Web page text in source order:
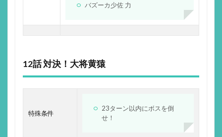
バズーカ少佐 力
12話 対決！大将黄猿
特殊条件
23ターン以内にボスを倒
せ！